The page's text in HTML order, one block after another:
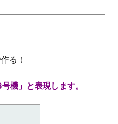
る！
機」と表現します。